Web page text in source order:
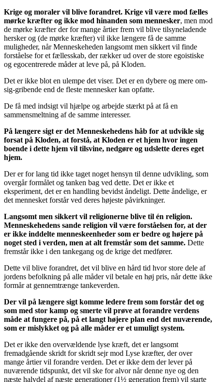
Krige og moraler vil blive forandret. Krige vil være mod fælles
mørke kræfter og ikke mod hinanden som mennesker, men mod
de mørke kræfter der for mange årtier frem vil blive tilsyneladende
hersker og (de mørke kræfter) vil ikke længere få de samme
muligheder, når Menneskeheden langsomt men sikkert vil finde
forståelse for et fællesskab, der rækker ud over de store egoistiske
og egocentrerede måder at leve på, på Kloden.
Det er ikke blot en ulempe det viser. Det er en dybere og mere om-
sig-gribende end de fleste mennesker kan opfatte.
De få med indsigt vil hjælpe og arbejde stærkt på at få en
sammensmeltning af de samme interesser.
På længere sigt er det Menneskehedens håb for at udvikle sig
forsat på Kloden, at forstå, at Kloden er et hjem hvor ingen
boende i dette hjem vil tilsvine, nedgøre og udslette deres eget
hjem.
Der er for lang tid ikke taget noget hensyn til denne udvikling, som
overgår formålet og tanken bag ved dette. Det er ikke et
eksperiment, det er en handling bevidst åndeligt. Dette åndelige, er
det mennesket forstår ved deres højeste påvirkninger.
Langsomt men sikkert vil religionerne blive til én religion.
Menneskehedens sande religion vil være forståelsen for, at der
er ikke inddelte menneskeenheder som er bedre og højere på
noget sted i verden, men at alt fremstår som det samme. Dette
fremstår ikke i den tankegang og de krige det medfører.
Dette vil blive forandret, det vil blive en hård tid hvor store dele af
jordens befolkning på alle måder vil betale en høj pris, når dette ikke
formår at gennemtrænge tankeverden.
Der vil på længere sigt komme ledere frem som forstår det og
som med stor kamp og smerte vil prøve at forandre verdens
måde at fungere på, på et langt højere plan end det nuværende,
som er mislykket og på alle måder er et umuligt system.
Det er ikke den overvældende lyse kræft, det er langsomt
fremadgående skridt for skridt sejr mod Lyse kræfter, der over
mange årtier vil forandre verden. Det er ikke dem der lever på
nuværende tidspunkt, det vil ske for alvor når denne nye og den
næste halvdel af næste generationer (1½ generation frem) vil starte